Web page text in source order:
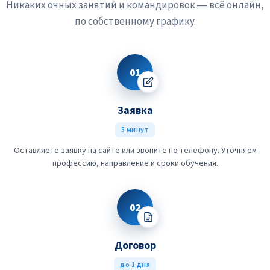
Никаких очных занятий и командировок — всё онлайн,
по собственному графику.
01
Заявка
5 минут
Оставляете заявку на сайте или звоните по телефону. Уточняем
профессию, направление и сроки обучения.
02
Договор
до 1 дня